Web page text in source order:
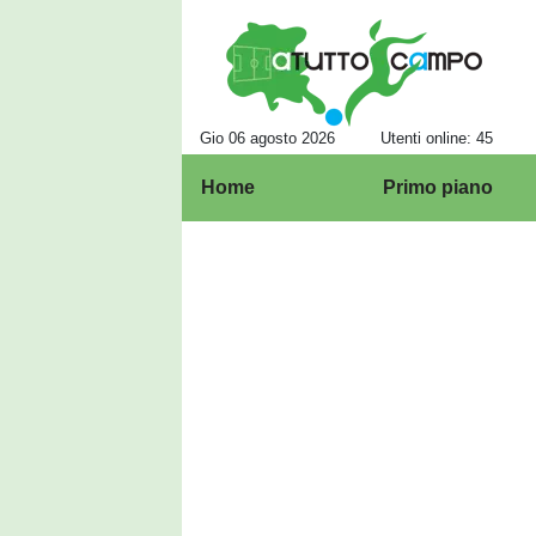
Gio 06 agosto 2026 Utenti online: 45
Home Primo piano